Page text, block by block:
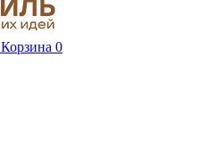
Корзина 0